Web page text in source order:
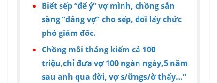
Biết sếp “để ý” vợ mình, chồng sẵn
sàng “dâng vợ” cho sếp, đổi lấy chức
phó giám đốc.
Chồng mỗi tháng kiếm cả 100
triệu,chỉ đưa vợ 100 ngàn ngày,5 năm
sau anh qua đời, vợ s/ữngs/ờ thấy…“